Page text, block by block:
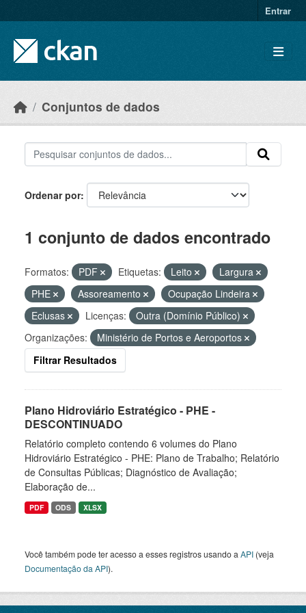
Entrar
Conjuntos de dados
Ordenar por
1 conjunto de dados encontrado
Formatos: PDF Etiquetas: Leito
Largura
PHE
Assoreamento
Ocupação Lindeira
Eclusas
Licenças:
Outra (Domínio Público)
Organizações:
Ministério de Portos e Aeroportos
Filtrar Resultados
Plano Hidroviário Estratégico - PHE -
DESCONTINUADO
Relatório completo contendo 6 volumes do Plano
Hidroviário Estratégico - PHE: Plano de Trabalho; Relatório
de Consultas Públicas; Diagnóstico de Avaliação;
Elaboração de...
PDF ODS XLSX
Você também pode ter acesso a esses registros usando a API (veja
Documentação da API).